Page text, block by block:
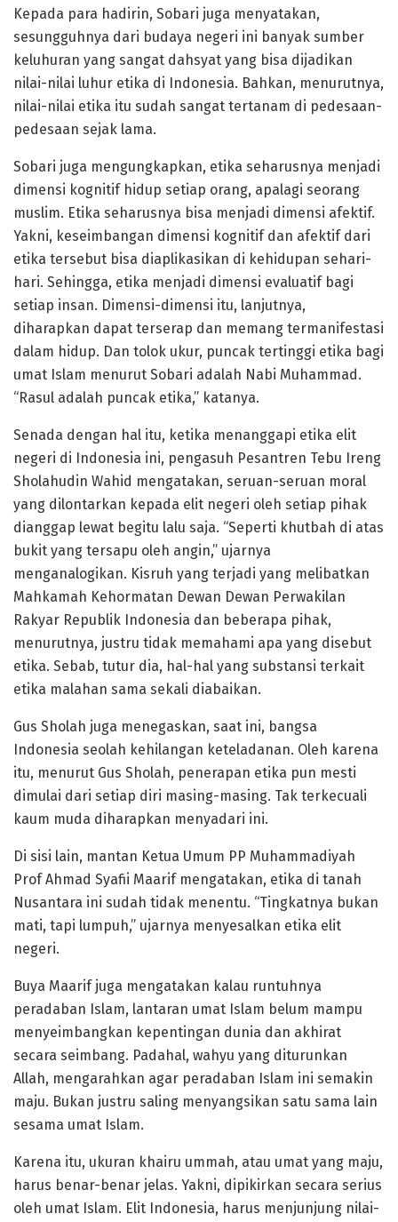
Kepada para hadirin, Sobari juga menyatakan,
sesungguhnya dari budaya negeri ini banyak sumber
keluhuran yang sangat dahsyat yang bisa dijadikan
nilai-nilai luhur etika di Indonesia. Bahkan, menurutnya,
nilai-nilai etika itu sudah sangat tertanam di pedesaan-
pedesaan sejak lama.
Sobari juga mengungkapkan, etika seharusnya menjadi
dimensi kognitif hidup setiap orang, apalagi seorang
muslim. Etika seharusnya bisa menjadi dimensi afektif.
Yakni, keseimbangan dimensi kognitif dan afektif dari
etika tersebut bisa diaplikasikan di kehidupan sehari-
hari. Sehingga, etika menjadi dimensi evaluatif bagi
setiap insan. Dimensi-dimensi itu, lanjutnya,
diharapkan dapat terserap dan memang termanifestasi
dalam hidup. Dan tolok ukur, puncak tertinggi etika bagi
umat Islam menurut Sobari adalah Nabi Muhammad.
“Rasul adalah puncak etika,” katanya.
Senada dengan hal itu, ketika menanggapi etika elit
negeri di Indonesia ini, pengasuh Pesantren Tebu Ireng
Sholahudin Wahid mengatakan, seruan-seruan moral
yang dilontarkan kepada elit negeri oleh setiap pihak
dianggap lewat begitu lalu saja. “Seperti khutbah di atas
bukit yang tersapu oleh angin,” ujarnya
menganalogikan. Kisruh yang terjadi yang melibatkan
Mahkamah Kehormatan Dewan Dewan Perwakilan
Rakyar Republik Indonesia dan beberapa pihak,
menurutnya, justru tidak memahami apa yang disebut
etika. Sebab, tutur dia, hal-hal yang substansi terkait
etika malahan sama sekali diabaikan.
Gus Sholah juga menegaskan, saat ini, bangsa
Indonesia seolah kehilangan keteladanan. Oleh karena
itu, menurut Gus Sholah, penerapan etika pun mesti
dimulai dari setiap diri masing-masing. Tak terkecuali
kaum muda diharapkan menyadari ini.
Di sisi lain, mantan Ketua Umum PP Muhammadiyah
Prof Ahmad Syafii Maarif mengatakan, etika di tanah
Nusantara ini sudah tidak menentu. “Tingkatnya bukan
mati, tapi lumpuh,” ujarnya menyesalkan etika elit
negeri.
Buya Maarif juga mengatakan kalau runtuhnya
peradaban Islam, lantaran umat Islam belum mampu
menyeimbangkan kepentingan dunia dan akhirat
secara seimbang. Padahal, wahyu yang diturunkan
Allah, mengarahkan agar peradaban Islam ini semakin
maju. Bukan justru saling menyangsikan satu sama lain
sesama umat Islam.
Karena itu, ukuran khairu ummah, atau umat yang maju,
harus benar-benar jelas. Yakni, dipikirkan secara serius
oleh umat Islam. Elit Indonesia, harus menjunjung nilai-